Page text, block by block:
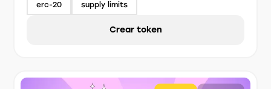
erc-20 supply limits
Crear token